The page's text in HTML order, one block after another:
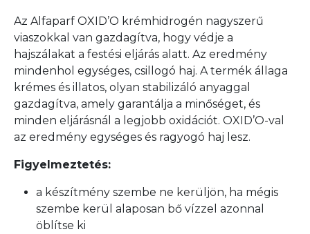
Az Alfaparf OXID’O krémhidrogén nagyszerű
viaszokkal van gazdagítva, hogy védje a
hajszálakat a festési eljárás alatt. Az eredmény
mindenhol egységes, csillogó haj. A termék állaga
krémes és illatos, olyan stabilizáló anyaggal
gazdagítva, amely garantálja a minőséget, és
minden eljárásnál a legjobb oxidációt. OXID’O-val
az eredmény egységes és ragyogó haj lesz.
Figyelmeztetés:
a készítmény szembe ne kerüljön, ha mégis
szembe kerül alaposan bő vízzel azonnal
öblítse ki